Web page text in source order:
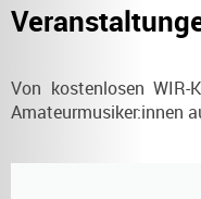
Von kostenlosen
Amateurmusiker:innen